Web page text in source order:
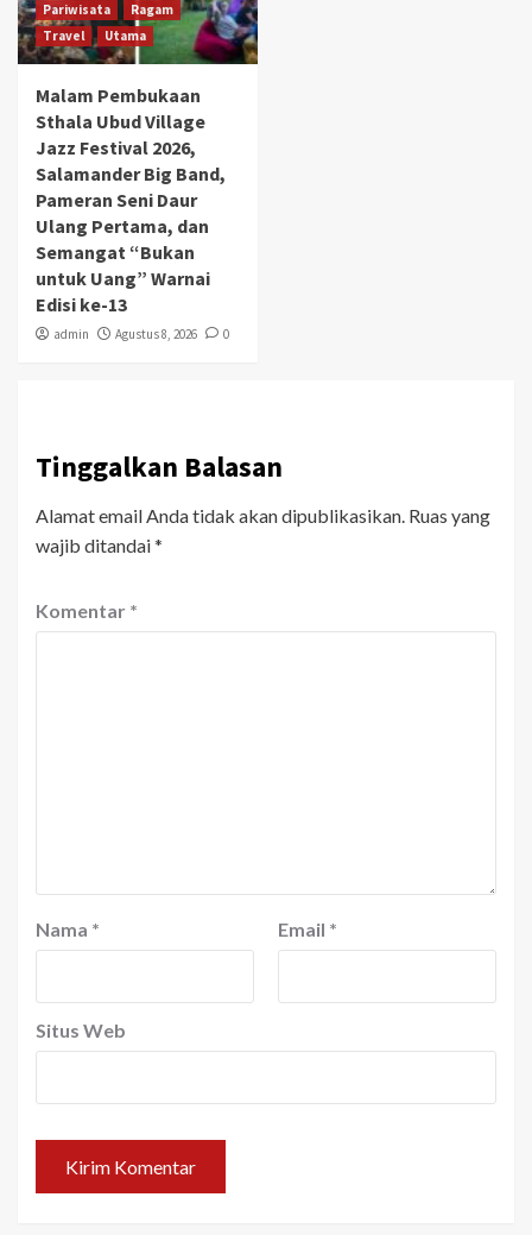
Pariwisata
Ragam
Travel
Utama
Malam Pembukaan
Sthala Ubud Village
Jazz Festival 2026,
Salamander Big Band,
Pameran Seni Daur
Ulang Pertama, dan
Semangat “Bukan
untuk Uang” Warnai
Edisi ke-13
admin Agustus 8, 2026 0
Tinggalkan Balasan
Alamat email Anda tidak akan dipublikasikan. Ruas yang
wajib ditandai*
Komentar *
Nama * Email *
Situs Web